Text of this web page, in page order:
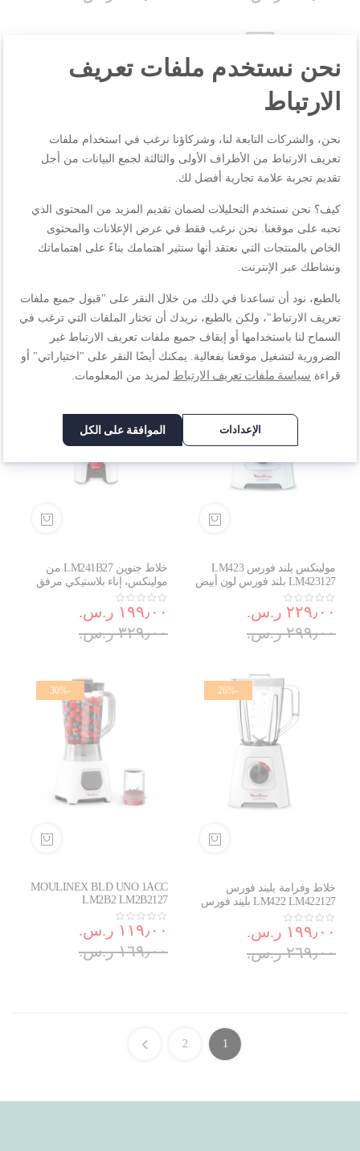
خلاط بليند فورس 2 LM438127
من مولينكس
٢٤٩٫٠٠ ر.س.‏
٣٤٩٫٠٠ ر.س.‏
خلاط المطبخ جنوين LM242B28
وظيفة النبضات، مادة الزيلكروم،
4 شفرات ثابتة، 500W
٢٢٩٫٠٠ ر.س.‏
٣٤٩٫٠٠ ر.س.‏
مولينكس بلند فورس LM423
LM423127 بلند فورس لون أبيض
600 واط مع خلاط، مطحنة
ومفرمة
٢٢٩٫٠٠ ر.س.‏
٢٩٩٫٠٠ ر.س.‏
خلاط جنوين LM241B27 من
مولينكس، إناء بلاستيكي مرفق
مع الخلاط جنوين، مفرمة بيضاء
بقدرة 500W
١٩٩٫٠٠ ر.س.‏
٣٢٩٫٠٠ ر.س.‏
-26%
خلاط وفرامة بليند فورس
LM422 LM422127 بليند فورس
وايت بقدرة 600 W من مولينكس
١٩٩٫٠٠ ر.س.‏
٢٦٩٫٠٠ ر.س.‏
-30%
MOULINEX BLD UNO 1ACC
LM2B2 LM2B2127
١١٩٫٠٠ ر.س.‏
١٦٩٫٠٠ ر.س.‏
1
2
نحن نستخدم ملفات تعريف
الارتباط
نحن، والشركات التابعة لنا، وشركاؤنا نرغب في استخدام ملفات
تعريف الارتباط من الأطراف الأولى والثالثة لجمع البيانات من أجل
تقديم تجربة علامة تجارية أفضل لك.
كيف؟ نحن نستخدم التحليلات لضمان تقديم المزيد من المحتوى الذي
تحبه على موقعنا. نحن نرغب فقط في عرض الإعلانات والمحتوى
الخاص بالمنتجات التي نعتقد أنها ستثير اهتمامك بناءً على اهتماماتك
ونشاطك عبر الإنترنت.
بالطبع، نود أن تساعدنا في ذلك من خلال النقر على "قبول جميع ملفات
تعريف الارتباط"، ولكن بالطبع، نريدك أن تختار الملفات التي ترغب في
السماح لنا باستخدامها أو إيقاف جميع ملفات تعريف الارتباط غير
الضرورية لتشغيل موقعنا بفعالية. يمكنك أيضًا النقر على "اختياراتي" أو
قراءة سياسة ملفات تعريف الارتباط لمزيد من المعلومات.
الإعدادات الموافقة على الكل